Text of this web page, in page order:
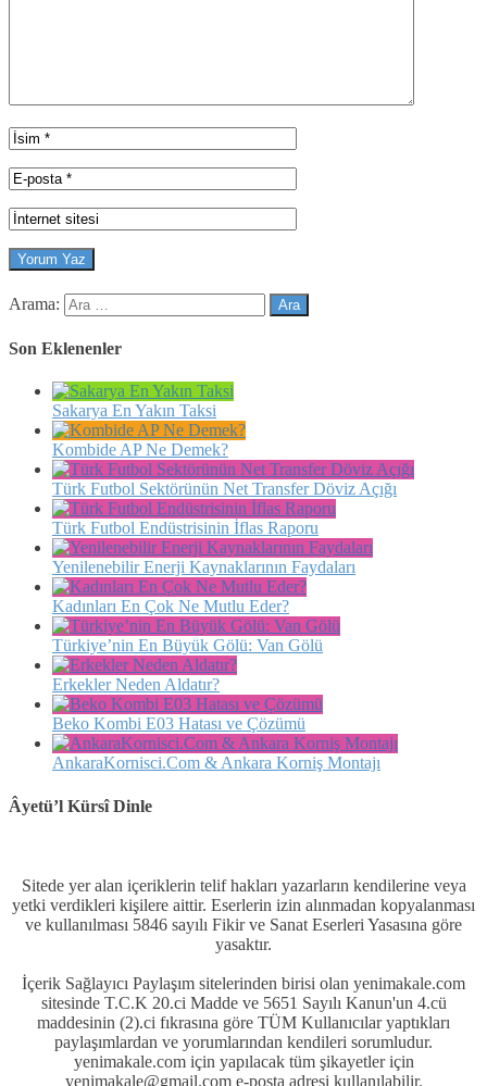
Arama:
Son Eklenenler
Sakarya En Yakın Taksi
Kombide AP Ne Demek?
Türk Futbol Sektörünün Net Transfer Döviz Açığı
Türk Futbol Endüstrisinin İflas Raporu
Yenilenebilir Enerji Kaynaklarının Faydaları
Kadınları En Çok Ne Mutlu Eder?
Türkiye’nin En Büyük Gölü: Van Gölü
Erkekler Neden Aldatır?
Beko Kombi E03 Hatası ve Çözümü
AnkaraKornisci.Com & Ankara Korniş Montajı
Âyetü’l Kürsî Dinle
Sitede yer alan içeriklerin telif hakları yazarların kendilerine veya
yetki verdikleri kişilere aittir. Eserlerin izin alınmadan kopyalanması
ve kullanılması 5846 sayılı Fikir ve Sanat Eserleri Yasasına göre
yasaktır.
İçerik Sağlayıcı Paylaşım sitelerinden birisi olan yenimakale.com
sitesinde T.C.K 20.ci Madde ve 5651 Sayılı Kanun'un 4.cü
maddesinin (2).ci fıkrasına göre TÜM Kullanıcılar yaptıkları
paylaşımlardan ve yorumlarından kendileri sorumludur.
yenimakale.com için yapılacak tüm şikayetler için
yenimakale@gmail.com e-posta adresi kullanılabilir.